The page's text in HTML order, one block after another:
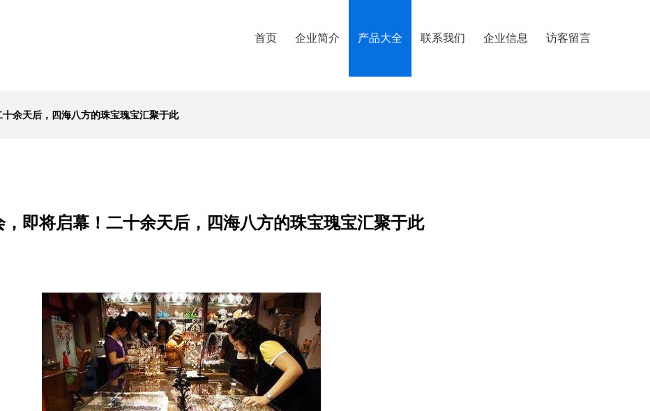
首页 企业简介 产品大全 联系我们 企业信息 访客留言
余天后，四海八方的珠宝瑰宝汇聚于此
，即将启幕！二十余天后，四海八方的珠宝瑰宝汇聚于此